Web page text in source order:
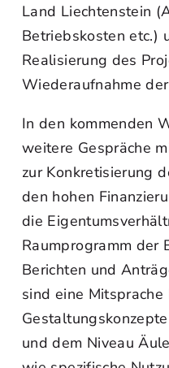
Land Liechtenstein
Betriebskosten etc.)
Realisierung des
Wiederaufnahme
In den kommenden
weitere Gespräche
zur Konkretisierung
den hohen
die
Raumprogramm der
Berichten und
sind eine
und dem Niveau